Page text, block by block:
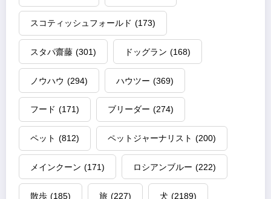
スコティッシュフォールド (173)
スタパ齋藤 (301) ドッグラン (168)
ノウハウ (294) ハウツー (369)
フード (171) ブリーダー (274)
ペット (812) ペットジャーナリスト (200)
メインクーン (171) ロシアンブルー (222)
散歩 (185) 旅 (227) 犬 (2189)